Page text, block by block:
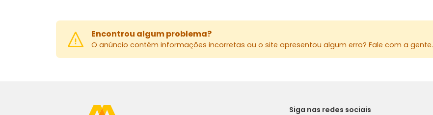
Encontrou algum problema?
O anúncio contém informações incorretas ou o site apresentou algum erro? Fale com a gente.
Siga nas redes sociais